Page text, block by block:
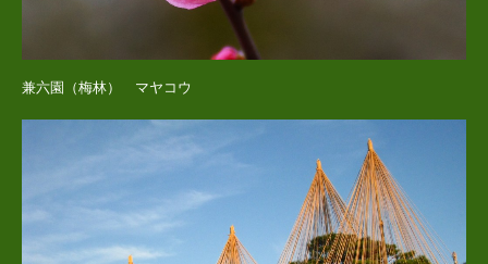
兼六園（梅林） マヤコウ